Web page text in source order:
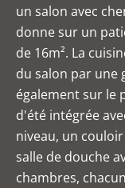
un salon avec
donne sur un
de 16m². La
du salon par une
également sur le
d'été intégrée
niveau, un
salle de douche
chambres,